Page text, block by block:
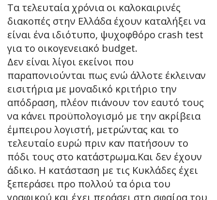
Τα τελευταία χρόνια οι καλοκαιρινές
διακοπές στην Ελλάδα έχουν καταλήξει να
είναι ένα ιδιότυπο, ψυχοφθόρο crash test
για το οικογενειακό budget.
Δεν είναι λίγοι εκείνοι που
παραπονιούνται πως ενώ άλλοτε έκλειναν
εισιτήρια με μοναδικό κριτήριο την
απόδραση, πλέον πιάνουν τον εαυτό τους
να κάνει προϋπολογισμό με την ακρίβεια
έμπειρου λογιστή, μετρώντας και το
τελευταίο ευρώ πριν καν πατήσουν το
πόδι τους στο κατάστρωμα.Και δεν έχουν
άδικο. Η κατάσταση με τις Κυκλάδες έχει
ξεπεράσει προ πολλού τα όρια του
γραφικού και έχει περάσει στη σφαίρα του